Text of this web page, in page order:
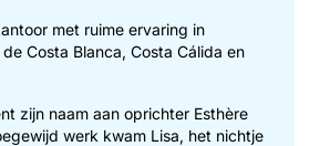
met ruime ervaring in
Costa Blanca, Costa Cálida en
zijn naam aan oprichter Esthère
werk kwam Lisa, het nichtje